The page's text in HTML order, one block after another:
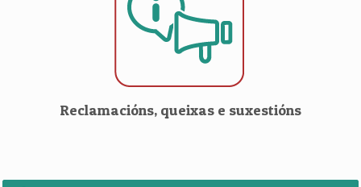
Reclamacións, queixas e suxestións